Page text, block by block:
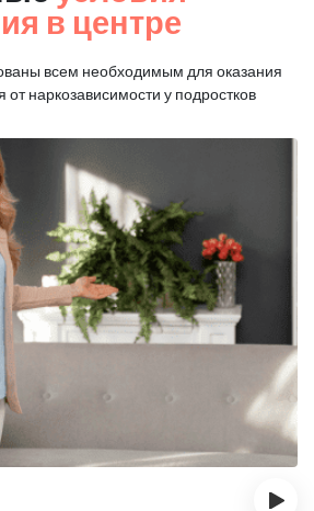
в центре
всем необходимым для оказания
от наркозависимости у подростков
›